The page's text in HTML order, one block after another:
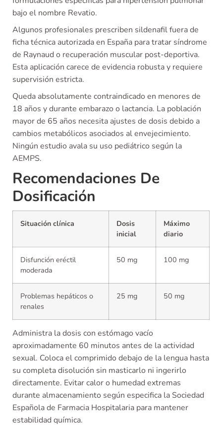
bajo el nombre Revatio.
Algunos profesionales prescriben sildenafil fuera de
ficha técnica autorizada en España para tratar síndrome
de Raynaud o recuperación muscular post-deportiva.
Esta aplicación carece de evidencia robusta y requiere
supervisión estricta.
Queda absolutamente contraindicado en menores de
18 años y durante embarazo o lactancia. La población
mayor de 65 años necesita ajustes de dosis debido a
cambios metabólicos asociados al envejecimiento.
Ningún estudio avala su uso pediátrico según la
AEMPS.
Recomendaciones De
Dosificación
Situación clínica
Dosis
inicial
Máximo
diario
Disfunción eréctil
moderada
50 mg 100 mg
Problemas hepáticos o
renales
25 mg 50 mg
Administra la dosis con estómago vacío
aproximadamente 60 minutos antes de la actividad
sexual. Coloca el comprimido debajo de la lengua hasta
su completa disolución sin masticarlo ni ingerirlo
directamente. Evitar calor o humedad extremas
durante almacenamiento según especifica la Sociedad
Española de Farmacia Hospitalaria para mantener
estabilidad química.